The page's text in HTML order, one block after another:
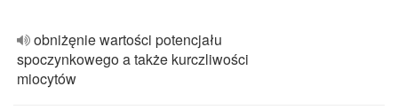
obniżęnie wartości potencjału
spoczynkowego a także kurczliwości
miocytów